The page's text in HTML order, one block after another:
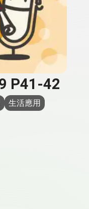
P41-42
生活應用